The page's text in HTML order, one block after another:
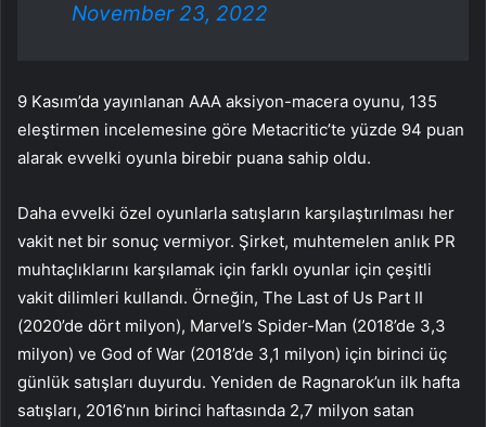
November 23, 2022
9 Kasım’da yayınlanan AAA aksiyon-macera oyunu, 135
eleştirmen incelemesine göre Metacritic’te yüzde 94 puan
alarak evvelki oyunla birebir puana sahip oldu.
Daha evvelki özel oyunlarla satışların karşılaştırılması her
vakit net bir sonuç vermiyor. Şirket, muhtemelen anlık PR
muhtaçlıklarını karşılamak için farklı oyunlar için çeşitli
vakit dilimleri kullandı. Örneğin, The Last of Us Part II
(2020’de dört milyon), Marvel’s Spider-Man (2018’de 3,3
milyon) ve God of War (2018’de 3,1 milyon) için birinci üç
günlük satışları duyurdu. Yeniden de Ragnarok’un ilk hafta
satışları, 2016’nın birinci haftasında 2,7 milyon satan